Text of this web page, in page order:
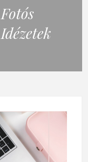
Fotós
Idézetek